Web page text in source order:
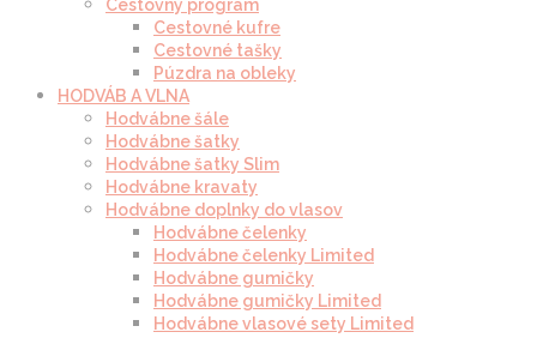
Cestovný program
Cestovné kufre
Cestovné tašky
Púzdra na obleky
HODVÁB A VLNA
Hodvábne šále
Hodvábne šatky
Hodvábne šatky Slim
Hodvábne kravaty
Hodvábne doplnky do vlasov
Hodvábne čelenky
Hodvábne čelenky Limited
Hodvábne gumičky
Hodvábne gumičky Limited
Hodvábne vlasové sety Limited